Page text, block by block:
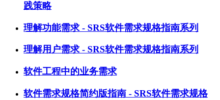
践策略
理解功能需求 - SRS软件需求规格指南系列
理解用户需求 - SRS软件需求规格指南系列
软件工程中的业务需求
软件需求规格简约版指南 - SRS软件需求规格